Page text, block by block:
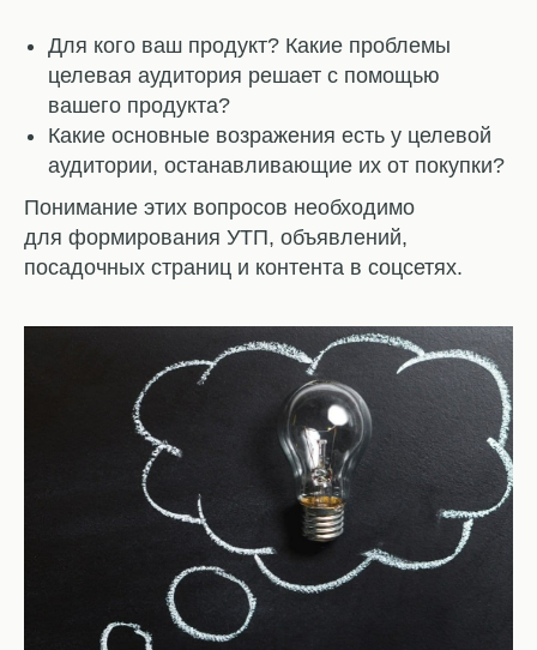
Для кого ваш продукт? Какие проблемы
целевая аудитория решает с помощью
вашего продукта?
Какие основные возражения есть у целевой
аудитории, останавливающие их от покупки?
Понимание этих вопросов необходимо
для формирования УТП, объявлений,
посадочных страниц и контента в соцсетях.